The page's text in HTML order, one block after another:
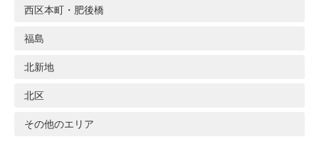
西区本町・肥後橋
福島
北新地
北区
その他のエリア